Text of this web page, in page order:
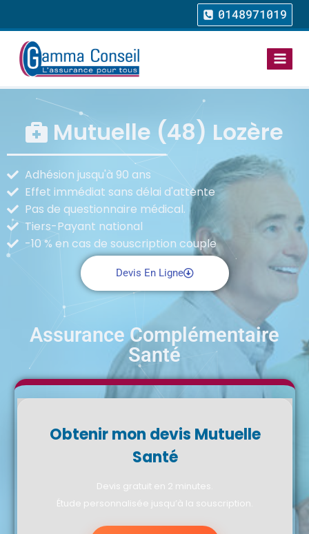
0148971019
Mutuelle (48) Lozère
Adhésion jusqu'à 90 ans
Effet immédiat sans délai d'attente
Pas de questionnaire médical.
Tiers-Payant national
-10 % en cas de souscription couple
Devis En Ligne
Assurance Complémentaire
Santé
Obtenir mon devis Mutuelle
Santé
Devis gratuit en 2 minutes.
Étude personnalisée jusqu’à la souscription.